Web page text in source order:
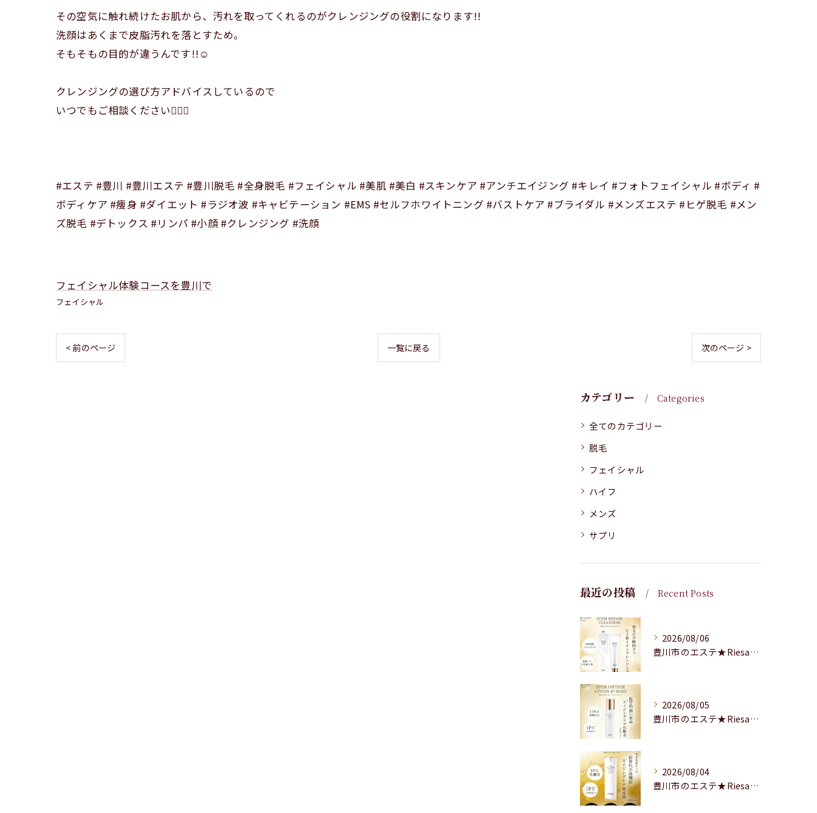
その空気に触れ続けたお肌から、汚れを取ってくれるのがクレンジングの役割になります!!
洗顔はあくまで皮脂汚れを落とすため。
そもそもの目的が違うんです!!☺️
クレンジングの選び方アドバイスしているので
いつでもご相談ください🙆‍♀️✨
#エステ #豊川 #豊川エステ #豊川脱毛 #全身脱毛 #フェイシャル #美肌 #美白 #スキンケア #アンチエイジング #キレイ #フォトフェイシャル #ボディ #
ボディケア #痩身 #ダイエット #ラジオ波 #キャビテーション #EMS #セルフホワイトニング #バストケア #ブライダル #メンズエステ #ヒゲ脱毛 #メン
ズ脱毛 #デトックス #リンパ #小顔 #クレンジング #洗顔
フェイシャル体験コースを豊川で
フェイシャル
< 前のページ 一覧に戻る 次のページ >
カテゴリー Categories
全てのカテゴリー
脱毛
フェイシャル
ハイフ
メンズ
サプリ
最近の投稿 Recent Posts
2026/08/06
豊川市のエステ★Riesaの商品紹介★
2026/08/05
豊川市のエステ★Riesaの商品のご紹介★
2026/08/04
豊川市のエステ★Riesaの商品のご紹介